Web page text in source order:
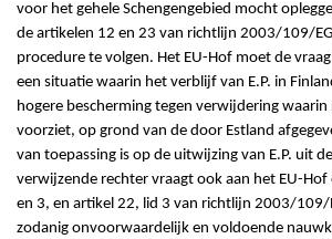
voor het gehele Schengengebied mocht
de artikelen 12 en 23 van richtlijn 2003/109/
procedure te volgen. Het EU-Hof moet de
een situatie waarin het verblijf van E.P. in
hogere bescherming tegen verwijdering
voorziet, op grond van de door Estland
van toepassing is op de uitwijzing van E.P. uit
verwijzende rechter vraagt ook aan het EU-
en 3, en artikel 22, lid 3 van richtlijn 2003/109/
zodanig onvoorwaardelijk en voldoende